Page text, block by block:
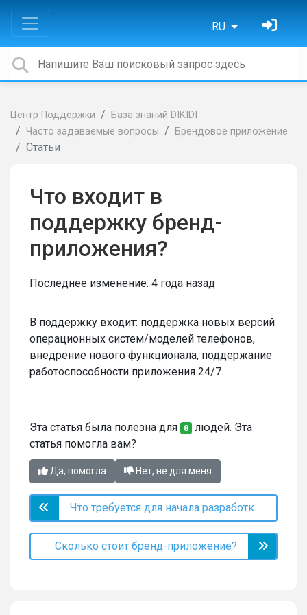
RU
Центр Поддержки
База знаний DIKIDI
Часто задаваемые вопросы
Брендовое приложение
Статьи
Что входит в
поддержку бренд-
приложения?
Последнее изменение: 4 года назад
В поддержку входит: поддержка новых версий
операционных систем/моделей телефонов,
внедрение нового функционала, поддержание
работоспособности приложения 24/7.
Эта статья была полезна для 8 людей. Эта
статья помогла вам?
Да, помогла Нет, не для меня
Что требуется для начала разработки бренд-приложения?
Сколько стоит бренд-приложение?